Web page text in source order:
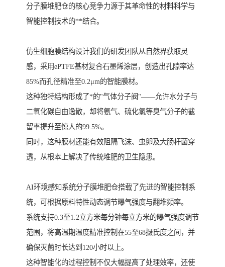
分子膜堆肥仓的核心竞争力源于其革命性的材料科学与
智能控制技术的**结合。
仿生细胞膜结构设计我们的研发团队从自然界获取灵
感，采用ePTFE基材复合石墨烯涂层，创造出孔隙率达
85%而孔径精准至0.2μm的智能膜材。
这种独特结构形成了*的"气体分子阀"——允许水分子与
二氧化碳自由逸散，却将氨气、硫化氢等臭气分子的截
留率提升至惊人的99.5%。
同时，这种膜材还能有效阻隔飞沫、虫卵及大肠杆菌穿
透，从根本上解决了传统堆肥的卫生隐患。
AI环境感知系统分子膜堆肥仓搭载了先进的智能控制系
统，可根据原料特性动态调节曝气强度与翻堆频率。
系统支持0.3至1.2立方米每分钟每立方米的曝气强度调节
范围，将高温期温度精准控制在55至68摄氏度之间，并
确保灭菌时长达到120小时以上。
这种智能化的过程控制不仅大幅提高了处理效率，还使